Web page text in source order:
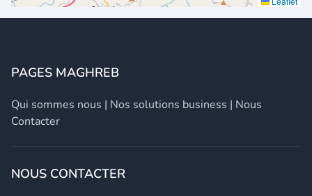
PAGES MAGHREB
Qui sommes nous | Nos solutions business | Nous
Contacter
NOUS CONTACTER